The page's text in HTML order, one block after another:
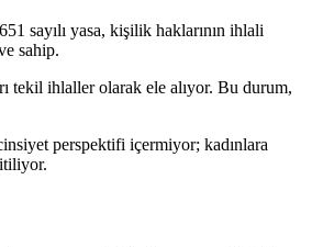
sayılı yasa, kişilik haklarının ihlali
sahip.
tekil ihlaller olarak ele alıyor. Bu durum,
perspektifi içermiyor; kadınlara